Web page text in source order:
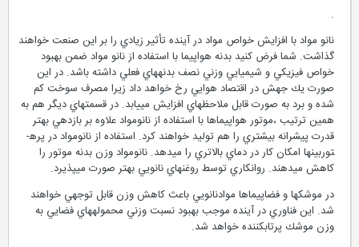
نانو مواد با افزايش خواص مواد در آينده تأثير زيادي را بر اين صنعت خواهند
گذاشت. شما فرض كنيد بدنه هواپيما با استفاده از نانو مواد ضمن بهبود
خواص فيزيكي و شيميايي وزني نصف بدنه­هاي فعلي داشته باشد. در اين
صورت يك جهش در اقتصاد هوايي رخ خواهد داد زيرا مصرف سوخت كم
شده و برد به صورت قابل ملاحظه­اي افزايش مي­يابد. در قسمتهاي ديگر هم به
همين ترتيب ،‌موتور هواپيماها با استفاده از نانومواد علاوه بر بازدهي بهتر
قدرت پيشرانه بيشتري را هم توليد خواهند كرد. استفاده از نانومواد در پره­
توربين­ها امكان كار در دماي بالاتري را مي­دهد. نانومواد وزن بدنه موتور را
كاهش مي­دهند. روانكاري توسط روغنهاي نانويي بهتر صورت مي­پذيرد.
در موشكها و فضاپيماها موادنانويي باعث كاهش وزن قابل توجهي خواهند
شد. اين فناوري در آينده موجب بهبود نسبت وزني محموله­هاي فضايي به
وزن موشك پرتاب­كننده خواهد شد.